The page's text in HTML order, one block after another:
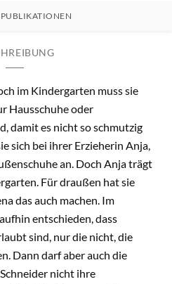
im Kindergarten muss sie
Hausschuhe oder
damit es nicht so schmutzig
sich bei ihrer Erzieherin Anja,
an. Doch Anja trägt
Für draußen hat sie
das auch machen. Im
entschieden, dass
sind, nur die nicht, die
Dann darf aber auch die
nicht ihre